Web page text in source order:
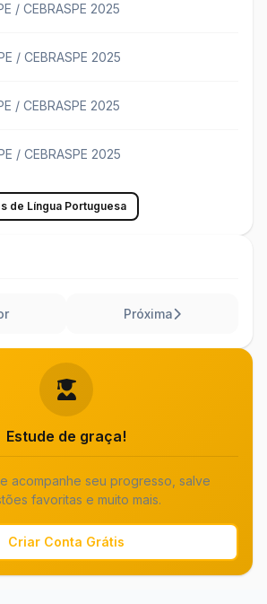
/ CEBRASPE 2025
/ CEBRASPE 2025
/ CEBRASPE 2025
/ CEBRASPE 2025
de Língua Portuguesa
Próxima
Estude de graça!
acompanhe seu progresso, salve
favoritas e muito mais.
Criar Conta Grátis